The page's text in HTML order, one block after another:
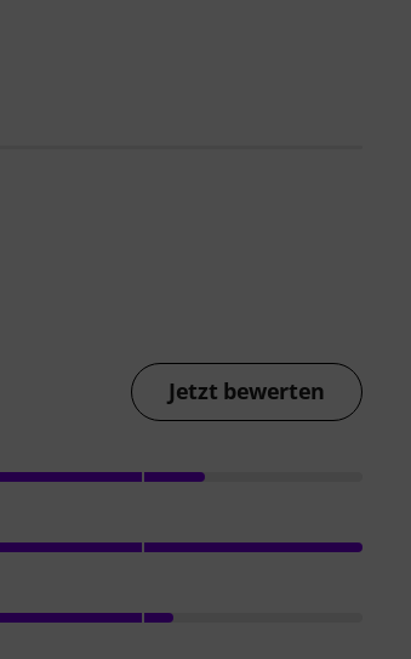
Jetzt bewerten